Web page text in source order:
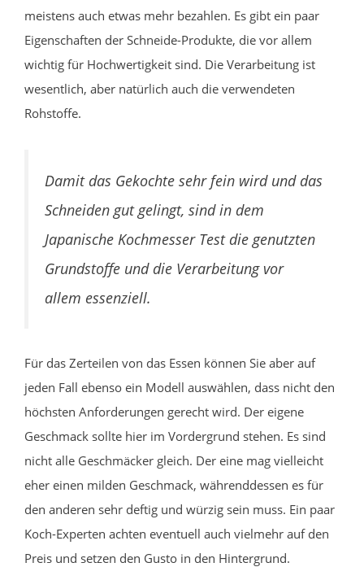
meistens auch etwas mehr bezahlen. Es gibt ein paar
Eigenschaften der Schneide-Produkte, die vor allem
wichtig für Hochwertigkeit sind. Die Verarbeitung ist
wesentlich, aber natürlich auch die verwendeten
Rohstoffe.
Damit das Gekochte sehr fein wird und das
Schneiden gut gelingt, sind in dem
Japanische Kochmesser Test die genutzten
Grundstoffe und die Verarbeitung vor
allem essenziell.
Für das Zerteilen von das Essen können Sie aber auf
jeden Fall ebenso ein Modell auswählen, dass nicht den
höchsten Anforderungen gerecht wird. Der eigene
Geschmack sollte hier im Vordergrund stehen. Es sind
nicht alle Geschmäcker gleich. Der eine mag vielleicht
eher einen milden Geschmack, währenddessen es für
den anderen sehr deftig und würzig sein muss. Ein paar
Koch-Experten achten eventuell auch vielmehr auf den
Preis und setzen den Gusto in den Hintergrund.